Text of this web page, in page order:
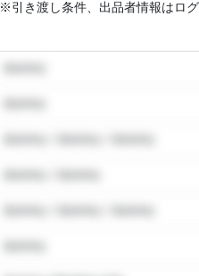
※引き渡し条件、出品者情報はロ